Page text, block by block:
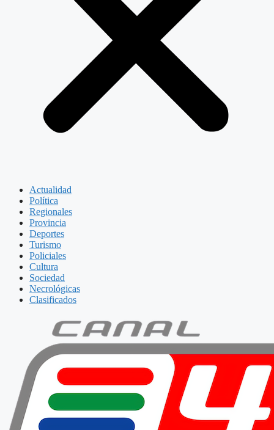
Actualidad
Política
Regionales
Provincia
Deportes
Turismo
Policiales
Cultura
Sociedad
Necrológicas
Clasificados